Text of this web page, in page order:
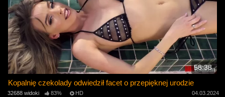
58:38
Kopalnię czekolady odwiedził facet o przepięknej urodzie
32688 widoki 83% HD 04.03.2024